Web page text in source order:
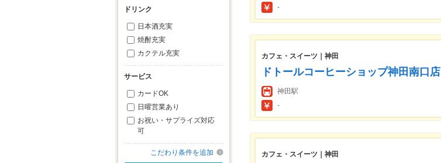
ドリンク
日本酒充実
焼酎充実
カクテル充実
サービス
カードOK
日曜営業あり
お祝い・サプライズ対応
可
こだわり条件を追加
-
カフェ・スイーツ｜神田
ドトールコーヒーショップ神田南口店
神田駅
-
カフェ・スイーツ｜神田